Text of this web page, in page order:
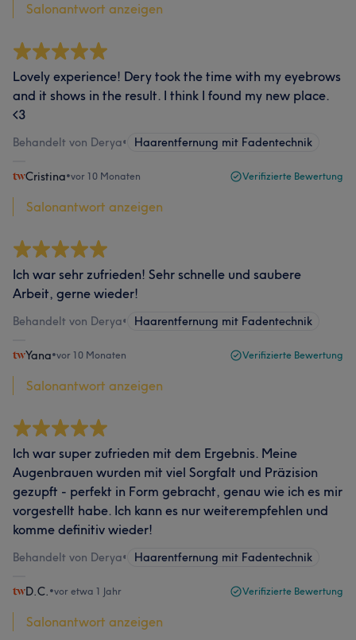
Salonantwort anzeigen
Lovely experience! Dery took the time with my eyebrows
and it shows in the result. I think I found my new place.
<3
Behandelt von Derya• Haarentfernung mit Fadentechnik
Cristina•vor 10 Monaten Verifizierte Bewertung
Salonantwort anzeigen
Ich war sehr zufrieden! Sehr schnelle und saubere
Arbeit, gerne wieder!
Behandelt von Derya• Haarentfernung mit Fadentechnik
Yana•vor 10 Monaten Verifizierte Bewertung
Salonantwort anzeigen
Ich war super zufrieden mit dem Ergebnis. Meine
Augenbrauen wurden mit viel Sorgfalt und Präzision
gezupft - perfekt in Form gebracht, genau wie ich es mir
vorgestellt habe. Ich kann es nur weiterempfehlen und
komme definitiv wieder!
Behandelt von Derya• Haarentfernung mit Fadentechnik
D.C. •vor etwa 1 Jahr Verifizierte Bewertung
Salonantwort anzeigen